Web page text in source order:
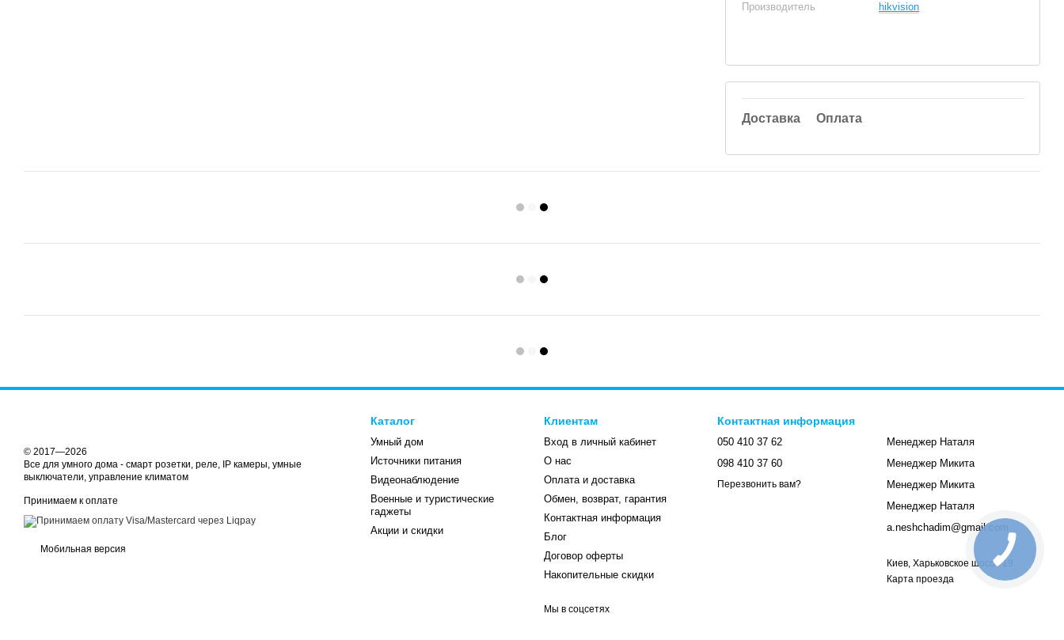
Производитель
hikvision
Доставка Оплата
© 2017—2026
Все для умного дома - смарт розетки, реле, IP камеры, умные
выключатели, управление климатом
Принимаем к оплате
Мобильная версия
Каталог
Умный дом
Источники питания
Видеонаблюдение
Военные и туристические
гаджеты
Акции и скидки
Клиентам
Вход в личный кабинет
О нас
Оплата и доставка
Обмен, возврат, гарантия
Контактная информация
Блог
Договор оферты
Накопительные скидки
Мы в соцсетях
Контактная информация
050 410 37 62
098 410 37 60
Перезвонить вам?
Менеджер Наталя
Менеджер Микита
Менеджер Микита
Менеджер Наталя
a.neshchadim@gmail.com
Киев, Харьковское шоссе 19.
Карта проезда